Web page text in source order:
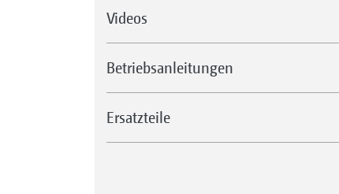
Videos
Betriebsanleitungen
Ersatzteile